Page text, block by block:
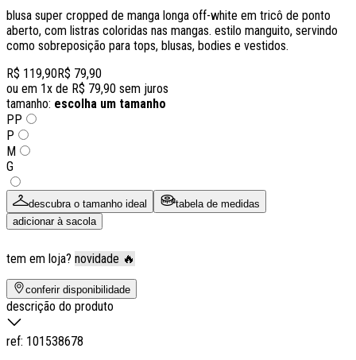
blusa super cropped de manga longa off-white em tricô de ponto
aberto, com listras coloridas nas mangas. estilo manguito, servindo
como sobreposição para tops, blusas, bodies e vestidos.
R$ 119,90R$ 79,90
ou em 1x de R$ 79,90 sem juros
tamanho: escolha um tamanho
PP
P
M
G
descubra o tamanho ideal
tabela de medidas
adicionar à sacola
tem em loja? novidade 🔥
conferir disponibilidade
descrição do produto
ref: 101538678